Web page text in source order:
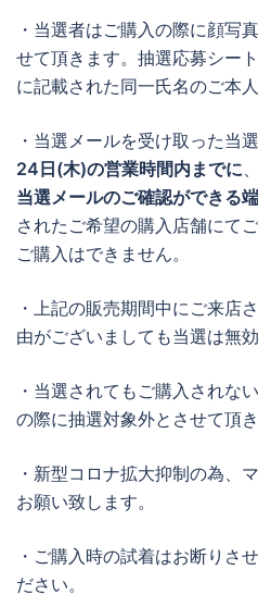
・当選者はご購入の際に顔写
せて頂きます。抽選応募シー
に記載された同一氏名のご本
・当選メールを受け取った当選
24日(木)の営業時間内までに、
当選メールのご確認ができる
されたご希望の購入店舗にて
ご購入はできません。
・上記の販売期間中にご来店
由がございましても当選は無効
・当選されてもご購入されな
の際に抽選対象外とさせて頂き
・新型コロナ拡大抑制の為、
お願い致します。
・ご購入時の試着はお断りさ
ださい。